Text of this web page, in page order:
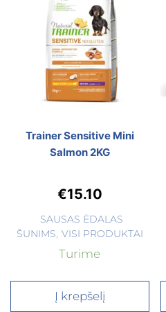
Trainer Sensitive Mini
Salmon 2KG
€15.10
SAUSAS ĖDALAS
ŠUNIMS VISI PRODUKTAI
Turime
Į krepšelį